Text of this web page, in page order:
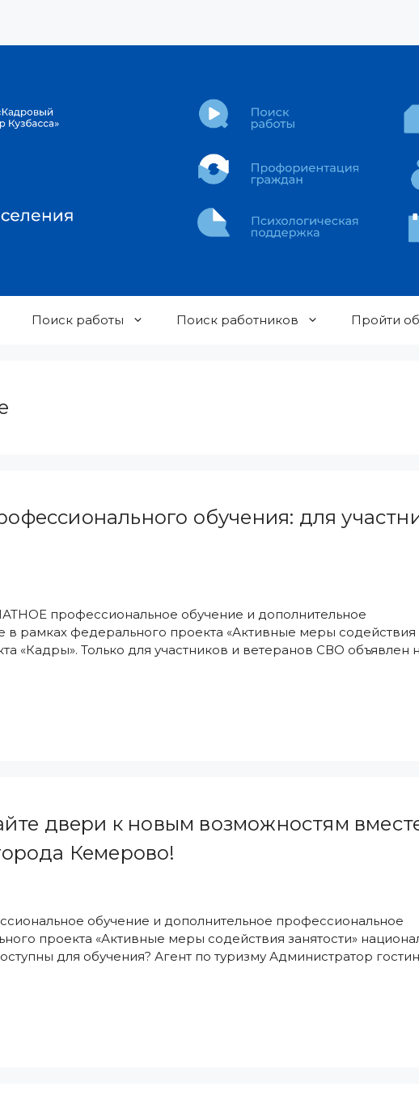
Поиск работы Поиск работников Пройти
обучения: для
профессиональное обучение и дополнительное
в рамках федерального проекта «Активные меры содействия
«Кадры». Только для участников и ветеранов СВО объявлен
двери к новым возможностям
Кемерово!
обучение и дополнительное профессиональное
проекта «Активные меры содействия занятости»
для обучения? Агент по туризму Администратор